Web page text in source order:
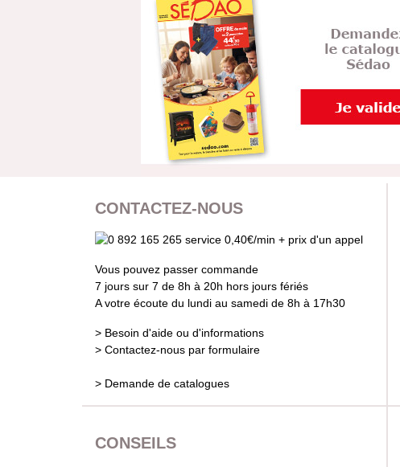
CONTACTEZ-NOUS
Vous pouvez passer commande
7 jours sur 7 de 8h à 20h hors jours fériés
A votre écoute du lundi au samedi de 8h à 17h30
> Besoin d'aide ou d'informations
> Contactez-nous par formulaire
> Demande de catalogues
CONSEILS